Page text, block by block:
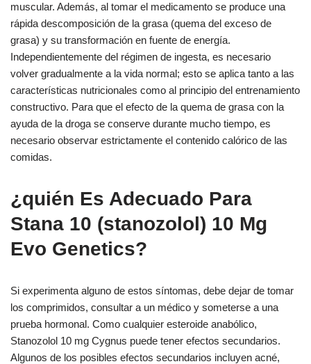
muscular. Además, al tomar el medicamento se produce una
rápida descomposición de la grasa (quema del exceso de
grasa) y su transformación en fuente de energía.
Independientemente del régimen de ingesta, es necesario
volver gradualmente a la vida normal; esto se aplica tanto a las
características nutricionales como al principio del entrenamiento
constructivo. Para que el efecto de la quema de grasa con la
ayuda de la droga se conserve durante mucho tiempo, es
necesario observar estrictamente el contenido calórico de las
comidas.
¿quién Es Adecuado Para
Stana 10 (stanozolol) 10 Mg
Evo Genetics?
Si experimenta alguno de estos síntomas, debe dejar de tomar
los comprimidos, consultar a un médico y someterse a una
prueba hormonal. Como cualquier esteroide anabólico,
Stanozolol 10 mg Cygnus puede tener efectos secundarios.
Algunos de los posibles efectos secundarios incluyen acné,